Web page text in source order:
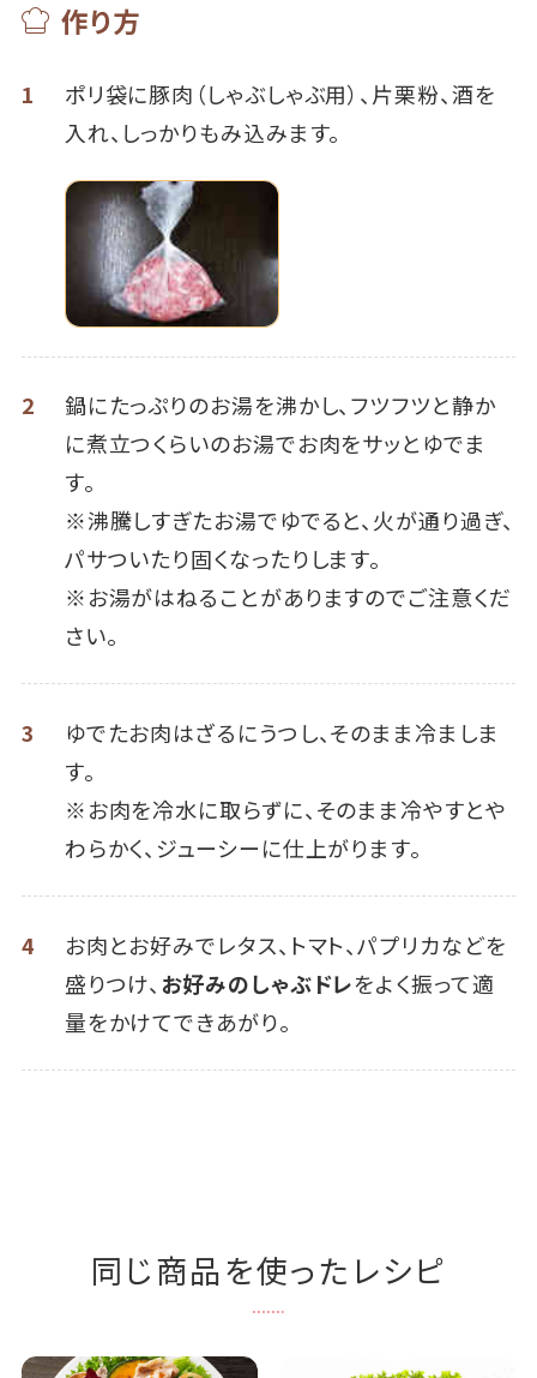
作り方
1
ポリ袋に豚肉（しゃぶしゃぶ用）、片栗粉、酒を
入れ、しっかりもみ込みます。
2
鍋にたっぷりのお湯を沸かし、フツフツと静か
に煮立つくらいのお湯でお肉をサッとゆでま
す。
※沸騰しすぎたお湯でゆでると、火が通り過ぎ、
パサついたり固くなったりします。
※お湯がはねることがありますのでご注意くだ
さい。
3
ゆでたお肉はざるにうつし、そのまま冷ましま
す。
※お肉を冷水に取らずに、そのまま冷やすとや
わらかく、ジューシーに仕上がります。
4
お肉とお好みでレタス、トマト、パプリカなどを
盛りつけ、 お好みのしゃぶドレをよく振って適
量をかけてできあがり。
同じ商品を使ったレシピ